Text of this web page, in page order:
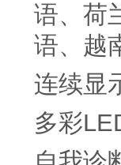
语、荷
语、越
连续显
多彩